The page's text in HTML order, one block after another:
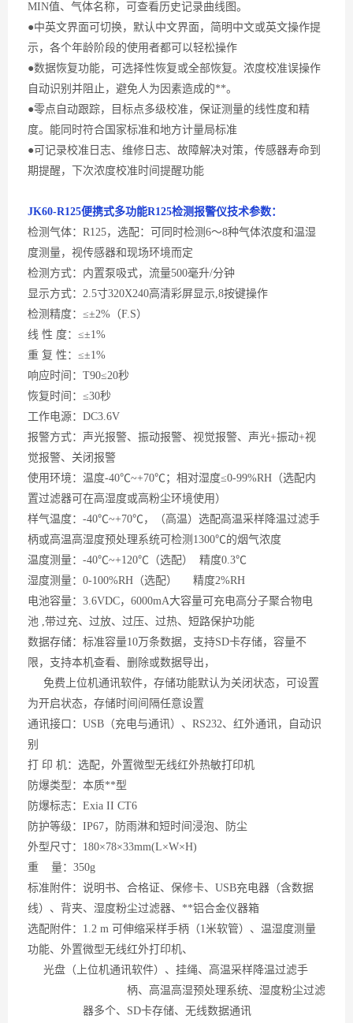
MIN值、气体名称，可查看历史记录曲线图。
●中英文界面可切换，默认中文界面，简明中文或英文操作提
示，各个年龄阶段的使用者都可以轻松操作
●数据恢复功能，可选择性恢复或全部恢复。浓度校准误操作
自动识别并阻止，避免人为因素造成的**。
●零点自动跟踪，目标点多级校准，保证测量的线性度和精
度。能同时符合国家标准和地方计量局标准
●可记录校准日志、维修日志、故障解决对策，传感器寿命到
期提醒，下次浓度校准时间提醒功能
JK60-R125便携式多功能R125检测报警仪技术参数：
检测气体： R125，选配：可同时检测6～8种气体浓度和温湿
度测量，视传感器和现场环境而定
检测方式：内置泵吸式，流量500毫升/分钟
显示方式： 2.5寸320X240高清彩屏显示,8按键操作
检测精度： ≤±2%（F.S）
线 性 度：≤±1%
重 复 性：≤±1%
响应时间： T90≤20秒
恢复时间： ≤30秒
工作电源： DC3.6V
报警方式：声光报警、振动报警、视觉报警、声光+振动+视
觉报警、关闭报警
使用环境：温度-40℃~+70℃；相对湿度≤0-99%RH（选配内
置过滤器可在高湿度或高粉尘环境使用）
样气温度： -40℃~+70℃， （高温） 选配高温采样降温过滤手
柄或高温高湿度预处理系统可检测 1300℃的烟气浓度
温度测量： -40℃~+120℃（选配） 精度0.3℃
湿度测量： 0-100%RH（选配） 精度2%RH
电池容量： 3.6VDC，6000mA大容量可充电高分子聚合物电
池 ,带过充、过放、过压、过热、短路保护功能
数据存储：标准容量10万条数据，支持SD卡存储，容量不
限，支持本机查看、删除或数据导出，
免费上位机通讯软件，存储功能默认为关闭状态，可设置
为开启状态，存储时间间隔任意设置
通讯接口： USB（充电与通讯）、RS232、红外通讯，自动识
别
打
印 机：选配，外置微型无线红外热敏打印机
防爆类型：本质**型
防爆标志： Exia II CT6
防护等级： IP67，防雨淋和短时间浸泡、防尘
外型尺寸： 180×78×33mm(L×W×H)
重 量：350g
标准附件：说明书、合格证、保修卡、 USB充电器（含数据
线）、背夹、湿度粉尘过滤器、**铝合金仪器箱
选配附件： 1.2 m 可伸缩采样手柄（1米软管）、温湿度测量
功能、外置微型无线红外打印机、
光盘（上位机通讯软件）、挂绳、高温采样降温过滤手
柄、高温高湿预处理系统、湿度粉尘过滤
器多个、 SD卡存储、无线数据通讯